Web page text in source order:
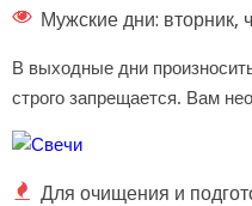
Мужские дни: вторник,
В выходные дни
строго запрещается. Вам
Для очищения и